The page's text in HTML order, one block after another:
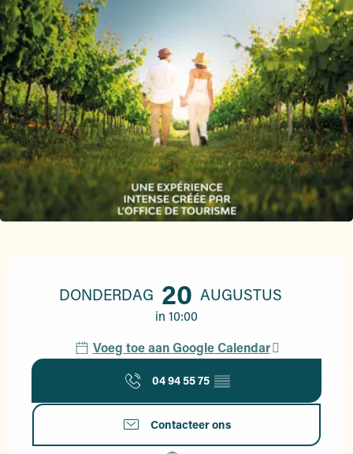
DONDERDAG 20 AUGUSTUS
in 10:00
Voeg toe aan Google Calendar
04 94 55 75 ▒▒
Contacteer ons